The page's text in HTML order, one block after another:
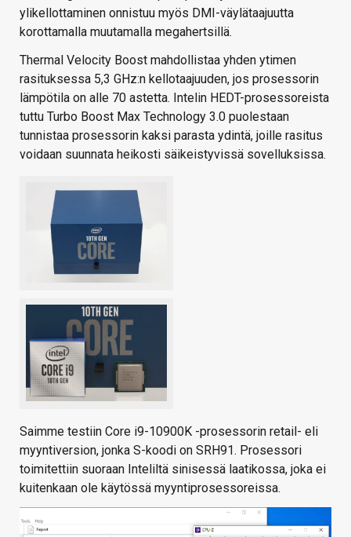
ylikellottaminen onnistuu myös DMI-väylätaajuutta
korottamalla muutamalla megahertsillä.
Thermal Velocity Boost mahdollistaa yhden ytimen
rasituksessa 5,3 GHz:n kellotaajuuden, jos prosessorin
lämpötila on alle 70 astetta. Intelin HEDT-prosessoreista
tuttu Turbo Boost Max Technology 3.0 puolestaan
tunnistaa prosessorin kaksi parasta ydintä, joille rasitus
voidaan suunnata heikosti säikeistyvissä sovelluksissa.
Saimme testiin Core i9-10900K -prosessorin retail- eli
myyntiversion, jonka S-koodi on SRH91. Prosessori
toimitettiin suoraan Inteliltä sinisessä laatikossa, joka ei
kuitenkaan ole käytössä myyntiprosessoreissa.